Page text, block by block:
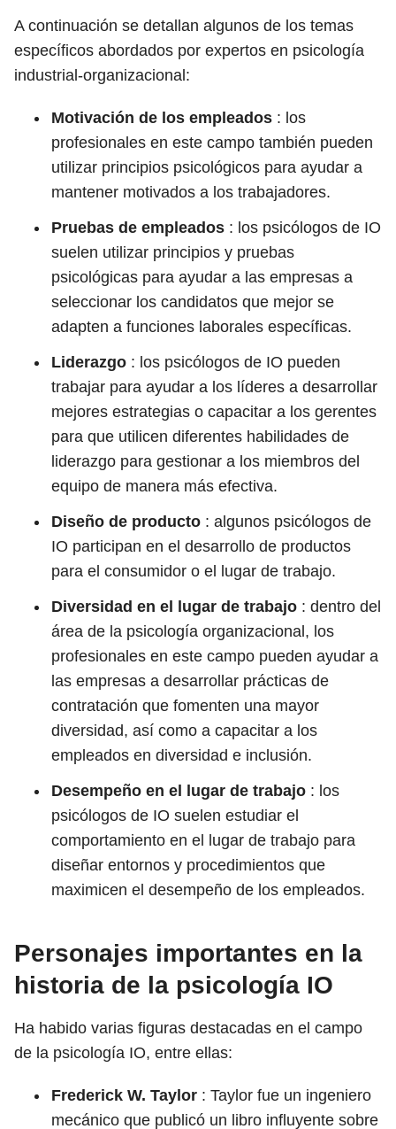
A continuación se detallan algunos de los temas
específicos abordados por expertos en psicología
industrial-organizacional:
Motivación de los empleados : los
profesionales en este campo también pueden
utilizar principios psicológicos para ayudar a
mantener motivados a los trabajadores.
Pruebas de empleados : los psicólogos de IO
suelen utilizar principios y pruebas
psicológicas para ayudar a las empresas a
seleccionar los candidatos que mejor se
adapten a funciones laborales específicas.
Liderazgo : los psicólogos de IO pueden
trabajar para ayudar a los líderes a desarrollar
mejores estrategias o capacitar a los gerentes
para que utilicen diferentes habilidades de
liderazgo para gestionar a los miembros del
equipo de manera más efectiva.
Diseño de producto : algunos psicólogos de
IO participan en el desarrollo de productos
para el consumidor o el lugar de trabajo.
Diversidad en el lugar de trabajo : dentro del
área de la psicología organizacional, los
profesionales en este campo pueden ayudar a
las empresas a desarrollar prácticas de
contratación que fomenten una mayor
diversidad, así como a capacitar a los
empleados en diversidad e inclusión.
Desempeño en el lugar de trabajo : los
psicólogos de IO suelen estudiar el
comportamiento en el lugar de trabajo para
diseñar entornos y procedimientos que
maximicen el desempeño de los empleados.
Personajes importantes en la
historia de la psicología IO
Ha habido varias figuras destacadas en el campo
de la psicología IO, entre ellas:
Frederick W. Taylor : Taylor fue un ingeniero
mecánico que publicó un libro influyente sobre